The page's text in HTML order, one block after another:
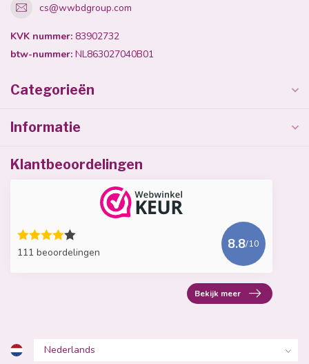
cs@wwbdgroup.com
KVK nummer: 83902732
btw-nummer: NL863027040B01
Categorieën
Informatie
Klantbeoordelingen
111 beoordelingen
8.8/10
Bekijk meer